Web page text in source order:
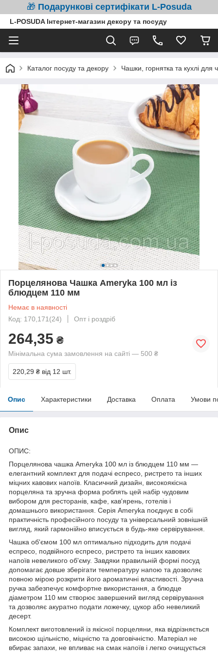
🎁 Подарункові сертифікати L-Posuda
L-POSUDA Інтернет-магазин декору та посуду
Каталог посуду та декору Чашки, горнятка та кухлі для
Порцелянова Чашка Ameryka 100 мл із
блюдцем 110 мм
Немає в наявності
Код: 170,171(24)
Опт і роздріб
264,35 ₴
Мінімальна сума замовлення на сайті — 500 ₴
220,29 ₴ від 12 шт.
Опис Характеристики Доставка Оплата Умови
Опис
ОПИС:
Порцелянова чашка Ameryka 100 мл із блюдцем 110 мм —
елегантний комплект для подачі еспресо, ристрето та інших
міцних кавових напоїв. Класичний дизайн, високоякісна
порцеляна та зручна форма роблять цей набір чудовим
вибором для ресторанів, кафе, кав'ярень, готелів і
домашнього використання. Серія Ameryka поєднує в собі
практичність професійного посуду та універсальний зовнішній
вигляд, який гармонійно вписується в будь-яке сервірування.
Чашка об'ємом 100 мл оптимально підходить для подачі
еспресо, подвійного еспресо, ристрето та інших кавових
напоїв невеликого об'єму. Завдяки правильній формі посуд
допомагає довше зберігати температуру напою та дозволяє
повною мірою розкрити його ароматичні властивості. Зручна
ручка забезпечує комфортне використання, а блюдце
діаметром 110 мм створює завершений вигляд сервірування
та дозволяє акуратно подати ложечку, цукор або невеликий
десерт.
Комплект виготовлений із якісної порцеляни, яка відрізняється
високою щільністю, міцністю та довговічністю. Матеріал не
вбирає запахи, не впливає на смак напоїв і легко очищується